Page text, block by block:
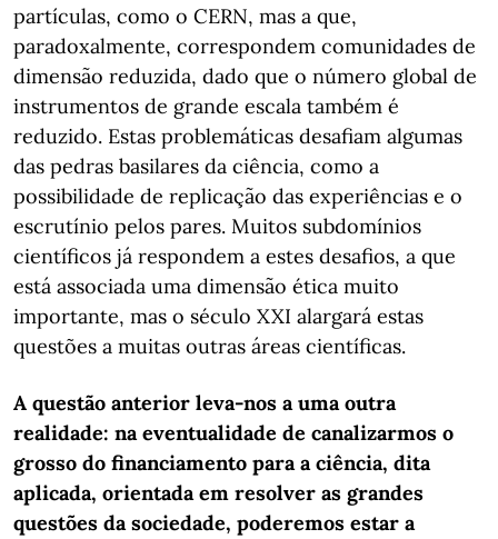
partículas, como o CERN, mas a que,
paradoxalmente, correspondem comunidades de
dimensão reduzida, dado que o número global de
instrumentos de grande escala também é
reduzido. Estas problemáticas desafiam algumas
das pedras basilares da ciência, como a
possibilidade de replicação das experiências e o
escrutínio pelos pares. Muitos subdomínios
científicos já respondem a estes desafios, a que
está associada uma dimensão ética muito
importante, mas o século XXI alargará estas
questões a muitas outras áreas científicas.
A questão anterior leva-nos a uma outra
realidade: na eventualidade de canalizarmos o
grosso do financiamento para a ciência, dita
aplicada, orientada em resolver as grandes
questões da sociedade, poderemos estar a